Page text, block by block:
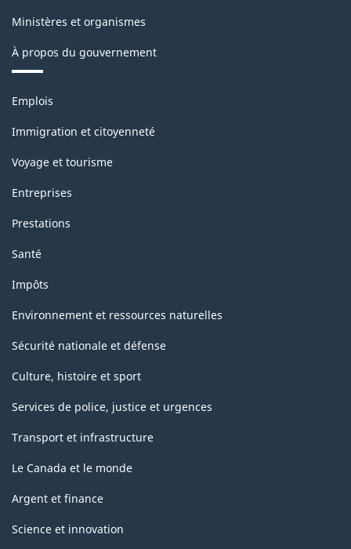
Ministères et organismes
À propos du gouvernement
Thèmes
sujets
Emplois
Immigration et citoyenneté
Voyage et tourisme
Entreprises
Prestations
Santé
Impôts
Environnement et ressources naturelles
Sécurité nationale et défense
Culture, histoire et sport
Services de police, justice et urgences
Transport et infrastructure
Le Canada et le monde
Argent et finance
Science et innovation